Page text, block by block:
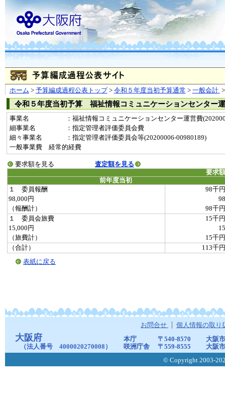
ホーム > 予算編成過程公表トップ> 令和５年度当初予算通常 > 一般会計
令和５年度当初予算 福祉情報コミュニケーションセンター
事業名
：福祉情報コミュニケーションセンター運営費
細事業名
：指定管理者評価委員会費
細々事業名
：指定管理者評価委員会等(20200006-00980189)
一般事業費 経常的経費
要求額を見る
査定額を見る
要求
前年度当初
１ 委員報酬
98千円
98,000円
98
（報酬計）
98千円
１ 委員会旅費
15千円
15,000円
15
（旅費計）
15千円
（合計）
113千円
表紙に戻る
お問合せ 個人情報の取り
大阪府
（法人番号 4000020270008）
本庁 〒540-8570
大阪
咲洲庁舎
〒559-8555
大阪
© Copyright 2003-